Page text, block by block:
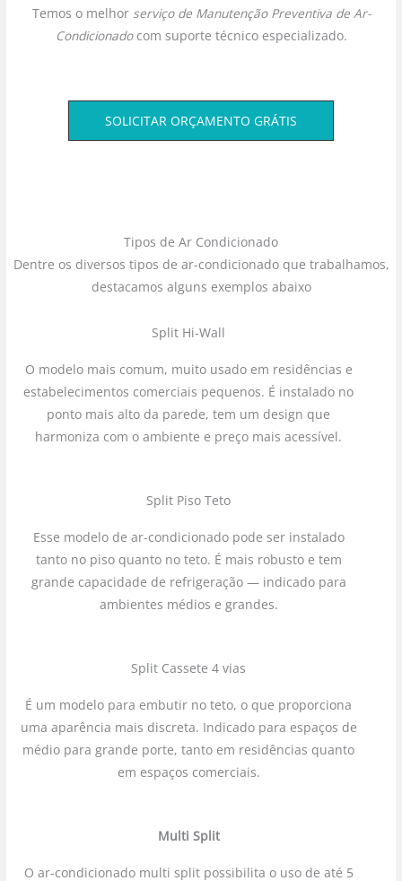
Temos o melhor serviço de Manutenção Preventiva de Ar-
Condicionadocom suporte técnico especializado.
SOLICITAR ORÇAMENTO GRÁTIS
Tipos de Ar Condicionado
Dentre os diversos tipos de ar-condicionado que trabalhamos,
destacamos alguns exemplos abaixo
Split Hi-Wall
O modelo mais comum, muito usado em residências e
estabelecimentos comerciais pequenos. É instalado no
ponto mais alto da parede, tem um design que
harmoniza com o ambiente e preço mais acessível.
Split Piso Teto
Esse modelo de ar-condicionado pode ser instalado
tanto no piso quanto no teto. É mais robusto e tem
grande capacidade de refrigeração — indicado para
ambientes médios e grandes.
Split Cassete 4 vias
É um modelo para embutir no teto, o que proporciona
uma aparência mais discreta. Indicado para espaços de
médio para grande porte, tanto em residências quanto
em espaços comerciais.
Multi Split
O ar-condicionado multi split possibilita o uso de até 5